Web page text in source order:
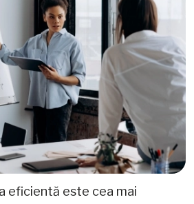
eficientă este cea mai